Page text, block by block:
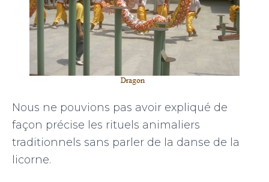
Nous ne pouvions pas avoir expliqué de
façon précise les rituels animaliers
traditionnels sans parler de la danse de la
licorne.